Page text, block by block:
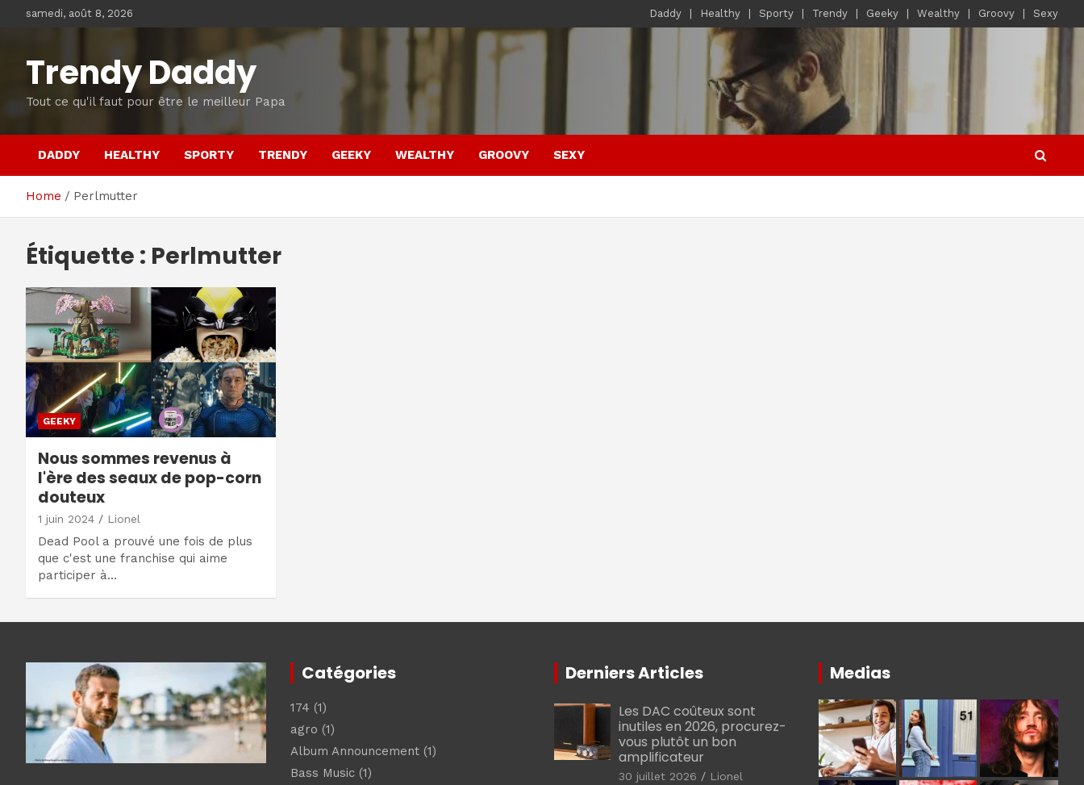
samedi, août 8, 2026 Daddy Healthy Sporty Trendy Geeky Wealthy Groovy Sexy
Trendy Daddy
Tout ce qu'il faut pour être le meilleur Papa
DADDY HEALTHY SPORTY TRENDY GEEKY WEALTHY GROOVY SEXY
Home Perlmutter
Étiquette : Perlmutter
GEEKY
Nous sommes revenus à
l'ère des seaux de pop-corn
douteux
1 juin 2024 Lionel
Dead Pool a prouvé une fois de plus
que c'est une franchise qui aime
participer à…
Catégories
174 (1)
agro (1)
Album Announcement(1)
Bass Music(1)
Derniers Articles
Les DAC coûteux sont
inutiles en 2026, procurez-
vous plutôt un bon
amplificateur
30 juillet 2026 Lionel
Medias